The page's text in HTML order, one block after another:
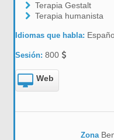
Terapia Gestalt
Terapia humanista
Idiomas que habla:
Sesión:800
Web
Zona